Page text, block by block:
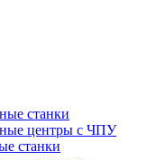
станки
центры с ЧПУ
станки